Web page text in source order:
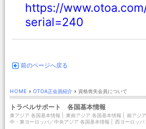
https://
serial=240
前のページへ戻る
HOME › OTOA正会員紹介 › 資格喪失会員について
トラベルサポート 各国基本情報
東アジア 各国基本情報 東南アジア 各国基本情報 南アジ
中・東ヨーロッパ／中央アジア 各国基本情報
西ヨーロッパ